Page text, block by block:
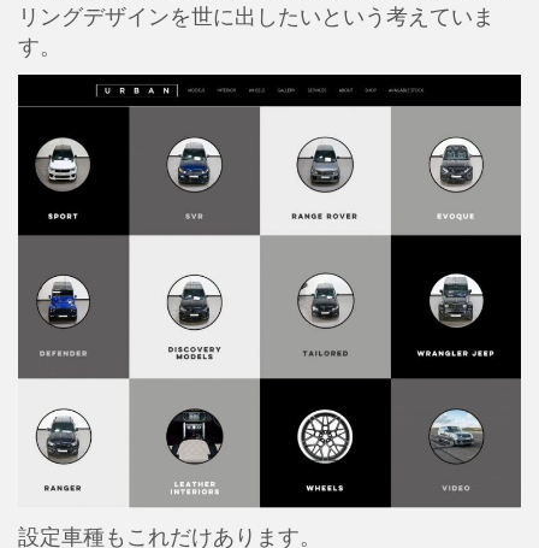
リングデザインを世に出したいという考えていま
す。
設定車種もこれだけあります。